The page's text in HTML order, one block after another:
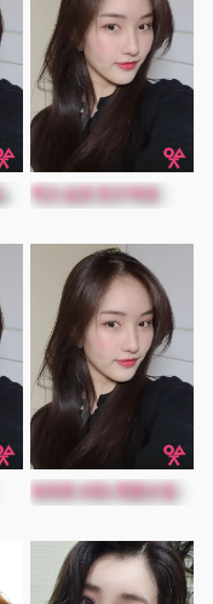
안방으로 찾아가는 출장남 먹고 싶은 친구아내
방과후 2대1 특별수업